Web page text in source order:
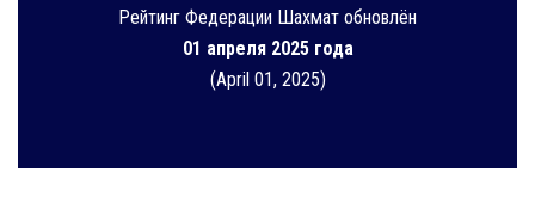
Рейтинг Федерации Шахмат обновлён
01 апреля 2025 года
(April 01, 2025)